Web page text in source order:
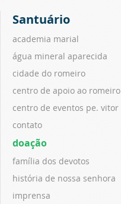
Santuário
academia marial
água mineral aparecida
cidade do romeiro
centro de apoio ao romeiro
centro de eventos pe. vitor
contato
doação
família dos devotos
história de nossa senhora
imprensa